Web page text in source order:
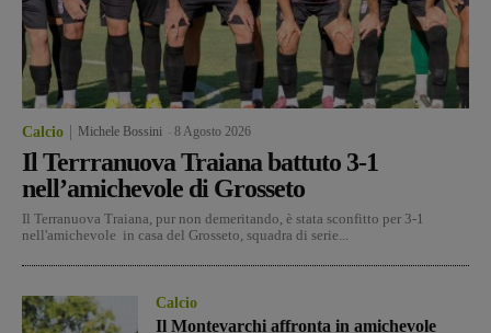
Calcio Michele Bossini 8 Agosto 2026
Il Terrranuova Traiana battuto 3-1
nell’amichevole di Grosseto
Il Terranuova Traiana, pur non demeritando, è stata sconfitto per 3-1
nell'amichevole in casa del Grosseto, squadra di serie...
Calcio
Il Montevarchi affronta in amichevole